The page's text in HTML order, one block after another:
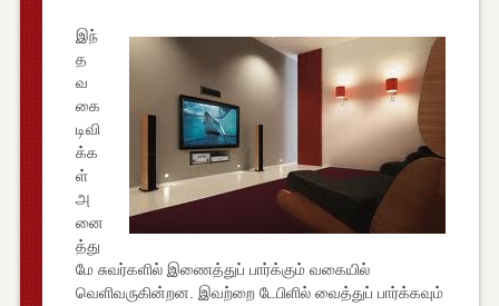
இந்
த
வ
கை
டிவி
க்க
ள்
அ
னை
த்து
மே சுவர்களில் இணைத்துப் பார்க்கும் வகையில்
வெளிவருகின்றன. இவற்றை டேபிளில் வைத்துப் பார்க்கவும்